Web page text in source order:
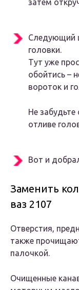
затем
Следующий
головки.
Тут уже
обойтись –
вороток и
Не
отливе
Вот и
Заменить
ваз 2107
Отверстия,
также
палочкой.
Очищенные